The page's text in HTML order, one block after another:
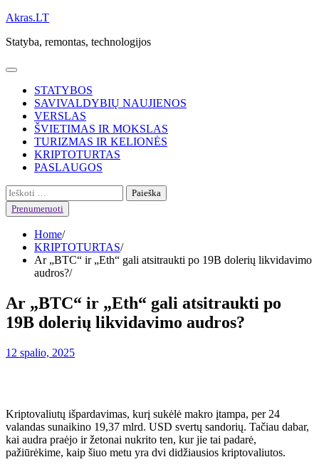
Skip
content
Akras.LT
Statyba, remontas, technologijos
STATYBOS
SAVIVALDYBIŲ NAUJIENOS
VERSLAS
ŠVIETIMAS IR MOKSLAS
TURIZMAS IR KELIONĖS
KRIPTOTURTAS
PASLAUGOS
Ieškoti:
Prenumeruoti
Home
KRIPTOTURTAS
Ar „BTC“ ir „Eth“ gali atsitraukti po 19B dolerių likvidavimo
audros?
Ar „BTC“ ir „Eth“ gali atsitraukti po
19B dolerių likvidavimo audros?
12 spalio, 2025
Kriptovaliutų išpardavimas, kurį sukėlė makro įtampa, per 24
valandas sunaikino 19,37 mlrd. USD svertų sandorių. Tačiau dabar,
kai audra praėjo ir žetonai nukrito ten, kur jie tai padarė,
pažiūrėkime, kaip šiuo metu yra dvi didžiausios kriptovaliutos.